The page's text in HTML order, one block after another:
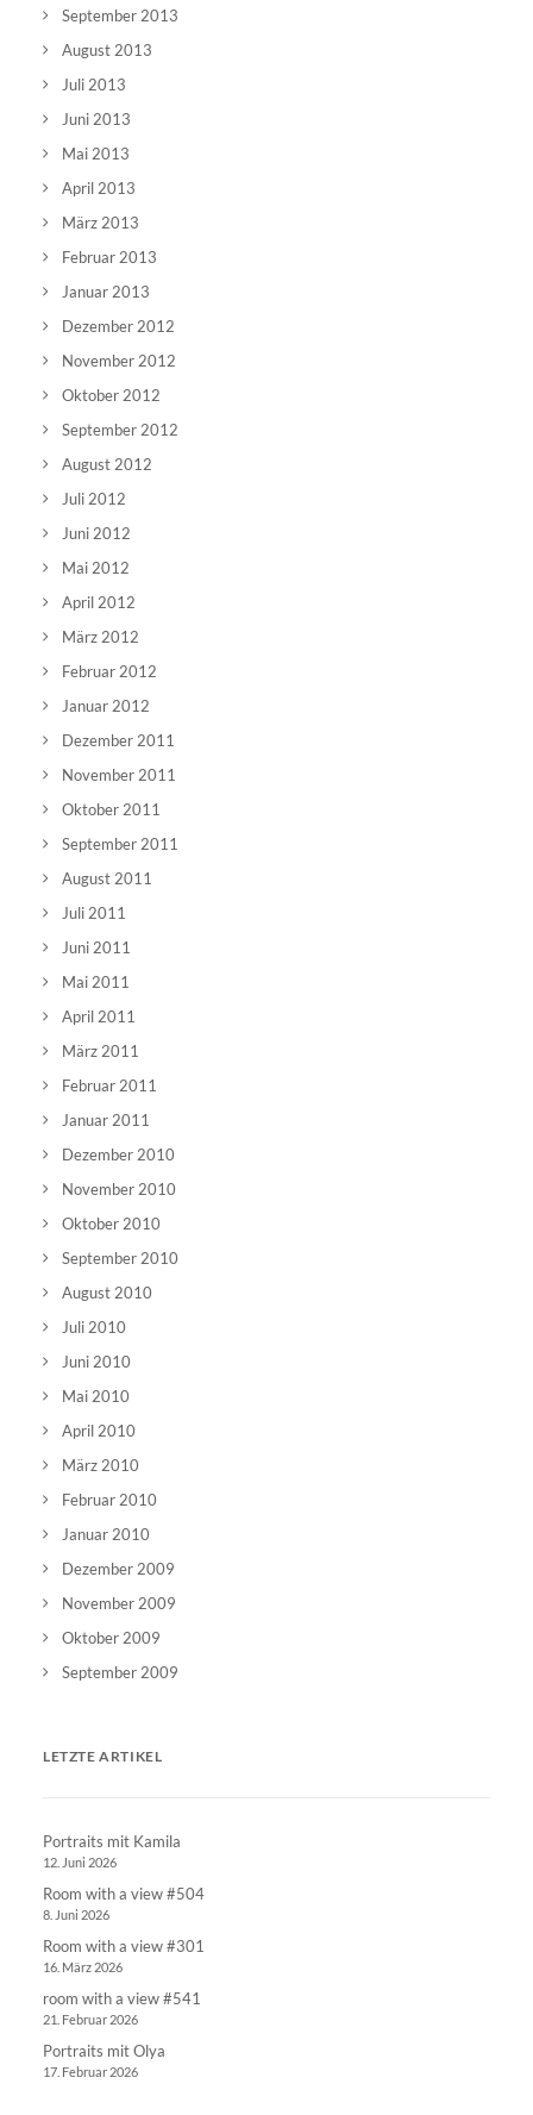
September 2013
August 2013
Juli 2013
Juni 2013
Mai 2013
April 2013
März 2013
Februar 2013
Januar 2013
Dezember 2012
November 2012
Oktober 2012
September 2012
August 2012
Juli 2012
Juni 2012
Mai 2012
April 2012
März 2012
Februar 2012
Januar 2012
Dezember 2011
November 2011
Oktober 2011
September 2011
August 2011
Juli 2011
Juni 2011
Mai 2011
April 2011
März 2011
Februar 2011
Januar 2011
Dezember 2010
November 2010
Oktober 2010
September 2010
August 2010
Juli 2010
Juni 2010
Mai 2010
April 2010
März 2010
Februar 2010
Januar 2010
Dezember 2009
November 2009
Oktober 2009
September 2009
LETZTE ARTIKEL
Portraits mit Kamila
12. Juni 2026
Room with a view #504
8. Juni 2026
Room with a view #301
16. März 2026
room with a view #541
21. Februar 2026
Portraits mit Olya
17. Februar 2026